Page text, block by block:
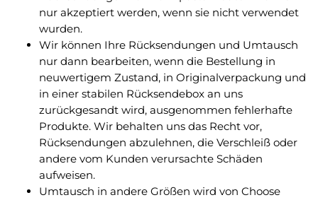
nur akzeptiert werden, wenn sie nicht verwendet
wurden.
Wir können Ihre Rücksendungen und Umtausch
nur dann bearbeiten, wenn die Bestellung in
neuwertigem Zustand, in Originalverpackung und
in einer stabilen Rücksendebox an uns
zurückgesandt wird, ausgenommen fehlerhafte
Produkte. Wir behalten uns das Recht vor,
Rücksendungen abzulehnen, die Verschleiß oder
andere vom Kunden verursachte Schäden
aufweisen.
Umtausch in andere Größen wird von Choose